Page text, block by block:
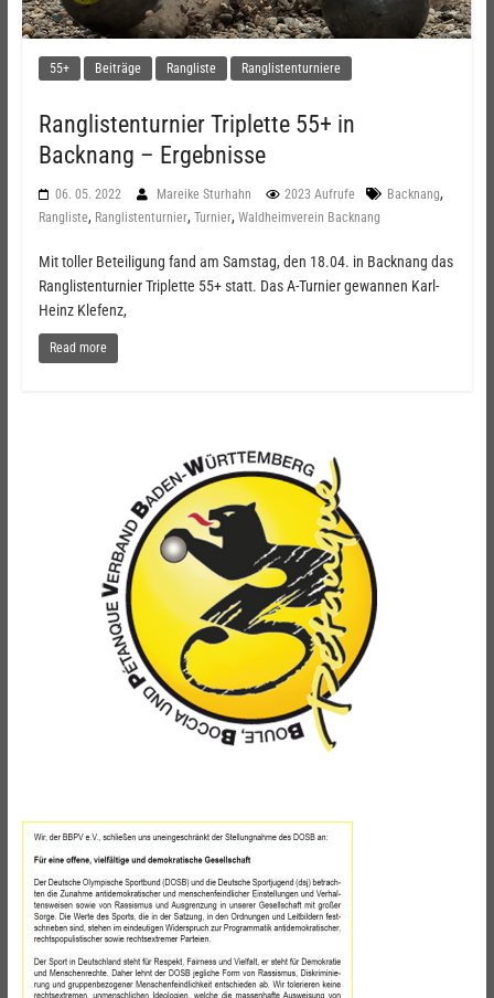
55+ Beiträge Rangliste Ranglistenturniere
Ranglistenturnier Triplette 55+ in
Backnang – Ergebnisse
06. 05. 2022 Mareike Sturhahn 2023 Aufrufe Backnang,
Rangliste, Ranglistenturnier, Turnier, Waldheimverein Backnang
Mit toller Beteiligung fand am Samstag, den 18.04. in Backnang das
Ranglistenturnier Triplette 55+ statt. Das A-Turnier gewannen Karl-
Heinz Klefenz,
Read more